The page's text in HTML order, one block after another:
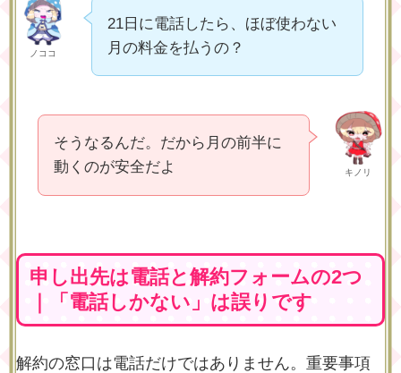
ノココ
21日に電話したら、ほぼ使わない
月の料金を払うの？
キノリ
そうなるんだ。だから月の前半に
動くのが安全だよ
申し出先は電話と解約フォームの2つ
｜「電話しかない」は誤りです
解約の窓口は電話だけではありません。重要事項